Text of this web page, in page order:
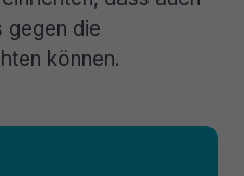
gegen die
können.